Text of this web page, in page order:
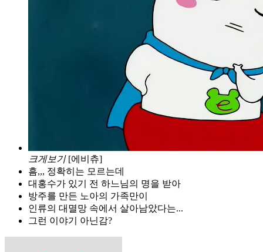
크게보기 [에비츄]
흠,,, 정확히는 모르는데
대홍수가 있기 전 하느님의 명을 받아
방주를 만든 노아의 가족만이
인류의 대멸망 속에서 살아남았다는...
그런 이야기 아닌감?